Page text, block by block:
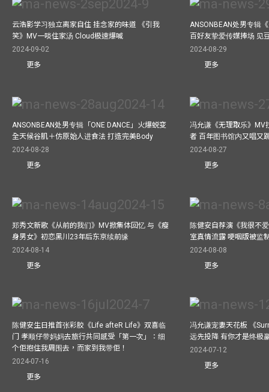
云浩影学习独立离家自住 挂念家的味道 《引我
笑》MV一啖住家汤 Cloud极速爆喊
2024-09-02
更多
ANSONBEAN处男专辑
百好友挚爱传媒捧场 见
2024-08-29
更多
ANSONBEAN处男专辑「ONE DANCE」火爆蜕变
全天候谷肌＋仿原始人进食法 打造完美Body
2024-08-28
更多
冯允谦《无理取乐》MV
者 百年图书馆内又唱又
2024-08-27
更多
郑秀文新歌《从前的我们》MV掀集体回忆 与《瘦
身男女》初恋黑川23年后东京续前缘
2024-08-14
更多
陈健安自荐演《我很不
室真情流露 哽咽版被监
2024-08-08
更多
陈健安生日推首张彩胶《Life afteR Life》双喜临
门 孝顺仔带妈妈去旅行共同感受「第一次」：细
个佢抱住我周围去，而家到我带佢！
2024-07-16
更多
冯允谦宠妻天花板 《
远先投降 有你才是终极
2024-07-12
更多